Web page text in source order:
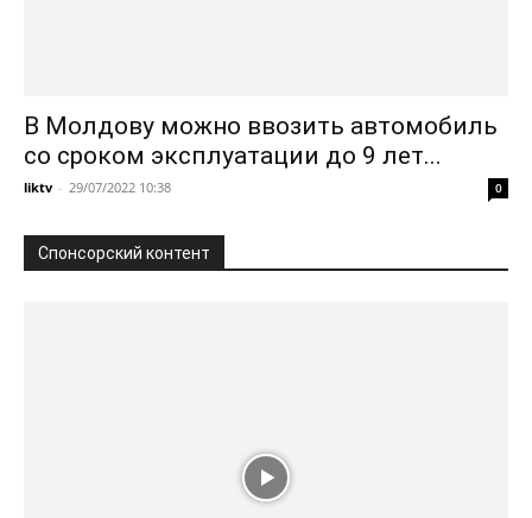
В Молдову можно ввозить автомобиль
со сроком эксплуатации до 9 лет...
liktv - 29/07/2022 10:38 0
Спонсорский контент